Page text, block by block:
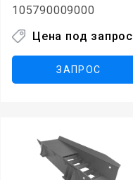
105790009000
Цена под запрос
ЗАПРОС